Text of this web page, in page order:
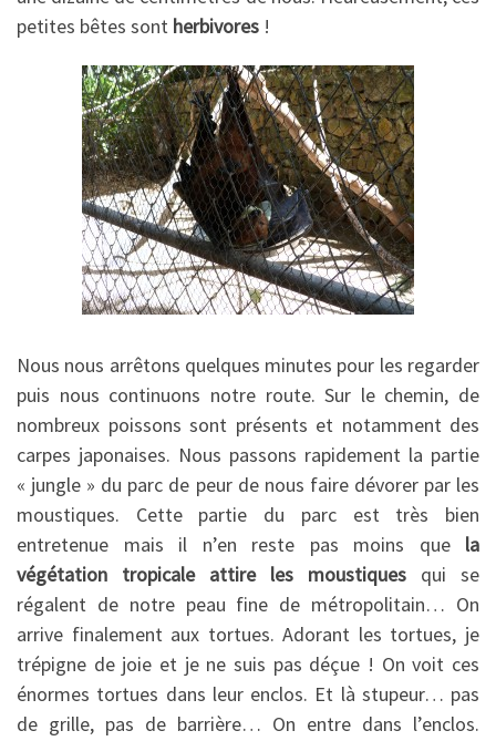
petites bêtes sont herbivores !
Nous nous arrêtons quelques minutes pour les regarder
puis nous continuons notre route. Sur le chemin, de
nombreux poissons sont présents et notamment des
carpes japonaises. Nous passons rapidement la partie
« jungle » du parc de peur de nous faire dévorer par les
moustiques. Cette partie du parc est très bien
entretenue mais il n’en reste pas moins que la
végétation tropicale attire les moustiques qui se
régalent de notre peau fine de métropolitain… On
arrive finalement aux tortues. Adorant les tortues, je
trépigne de joie et je ne suis pas déçue ! On voit ces
énormes tortues dans leur enclos. Et là stupeur… pas
de grille, pas de barrière… On entre dans l’enclos.